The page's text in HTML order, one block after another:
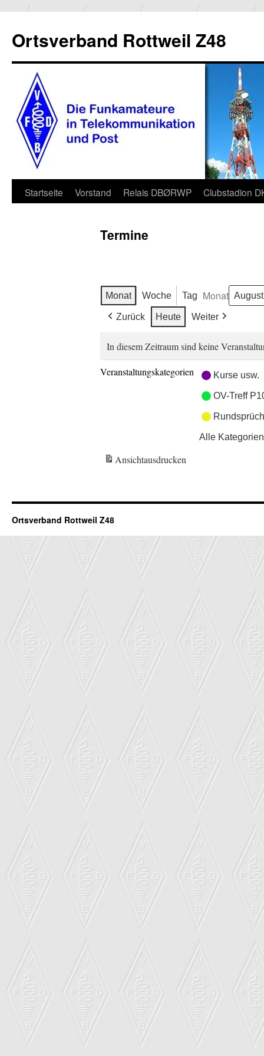
Ortsverband Rottweil Z48
Zum
Startseite Vorstand Relais DBØRWP Clubstadion
Termine
Monat Woche Tag Monat
Zurück Heute Weiter
In diesem Zeitraum sind keine
Veranstaltungskategorien Kurse usw.
OV-Treff
Alle Kategorien
Ansichtausdrucken
Ortsverband Rottweil Z48